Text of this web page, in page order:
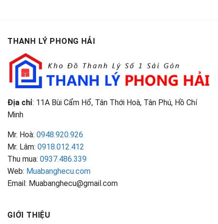
Điểm
Nhận
Biết
THANH LÝ PHONG HẢI
Địa chỉ: 11A Bùi Cẩm Hổ, Tân Thới Hoà, Tân Phú, Hồ Chí
Minh
Mr. Hoà: 0948.920.926
Mr. Lâm: 0918.012.412
Thu mua: 0937.486.339
Web: Muabanghecu.com
Email: Muabanghecu@gmail.com
GIỚI THIỆU